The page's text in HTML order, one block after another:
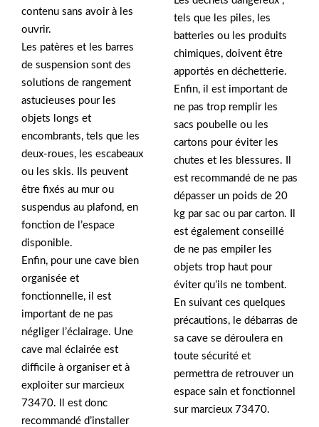
contenu sans avoir à les
ouvrir.
Les patères et les barres
de suspension sont des
solutions de rangement
astucieuses pour les
objets longs et
encombrants, tels que les
deux-roues, les escabeaux
ou les skis. Ils peuvent
être fixés au mur ou
suspendus au plafond, en
fonction de l’espace
disponible.
Enfin, pour une cave bien
organisée et
fonctionnelle, il est
important de ne pas
négliger l’éclairage. Une
cave mal éclairée est
difficile à organiser et à
exploiter sur marcieux
73470. Il est donc
recommandé d’installer
tels que les piles, les
batteries ou les produits
chimiques, doivent être
apportés en déchetterie.
Enfin, il est important de
ne pas trop remplir les
sacs poubelle ou les
cartons pour éviter les
chutes et les blessures. Il
est recommandé de ne pas
dépasser un poids de 20
kg par sac ou par carton. Il
est également conseillé
de ne pas empiler les
objets trop haut pour
éviter qu’ils ne tombent.
En suivant ces quelques
précautions, le débarras de
sa cave se déroulera en
toute sécurité et
permettra de retrouver un
espace sain et fonctionnel
sur marcieux 73470.